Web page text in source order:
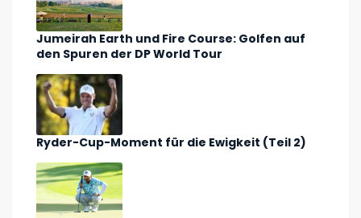
Jumeirah Earth und Fire Course: Golfen auf
den Spuren der DP World Tour
Ryder-Cup-Moment für die Ewigkeit (Teil 2)